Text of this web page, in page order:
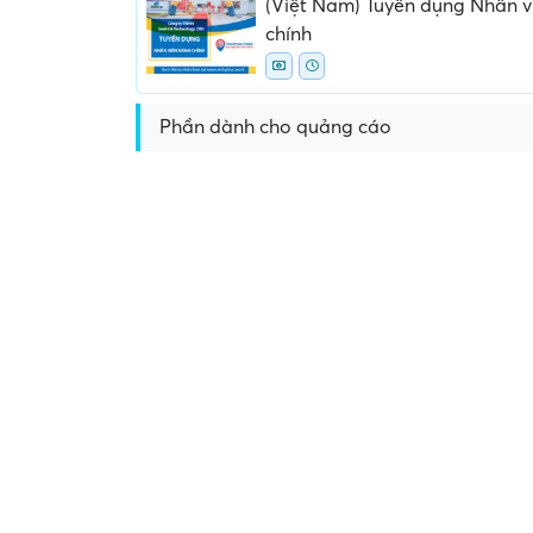
(Việt Nam) Tuyển dụng Nhân
chính
Phần dành cho quảng cáo